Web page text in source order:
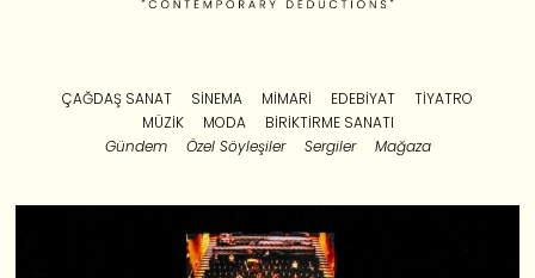
ÇAĞDAŞ SANAT SINEMA MIMARI EDEBIYAT
TIYATRO
MÜZIK
MODA
BIRIKTIRME SANATI
Gündem
Özel Söyleşiler Sergiler Mağaza